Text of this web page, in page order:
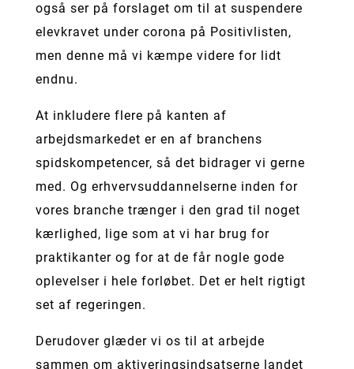
også ser på forslaget om til at suspendere
elevkravet under corona på Positivlisten,
men denne må vi kæmpe videre for lidt
endnu.
At inkludere flere på kanten af
arbejdsmarkedet er en af branchens
spidskompetencer, så det bidrager vi gerne
med. Og erhvervsuddannelserne inden for
vores branche trænger i den grad til noget
kærlighed, lige som at vi har brug for
praktikanter og for at de får nogle gode
oplevelser i hele forløbet. Det er helt rigtigt
set af regeringen.
Derudover glæder vi os til at arbejde
sammen om aktiveringsindsatserne landet